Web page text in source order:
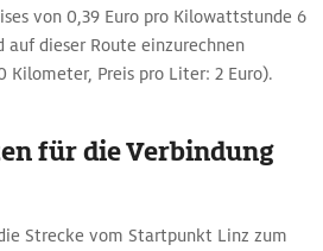
von 0,39 Euro pro Kilowattstunde 6
auf dieser Route einzurechnen
Kilometer, Preis pro Liter: 2 Euro).
für die Verbindung
Strecke vom Startpunkt Linz zum